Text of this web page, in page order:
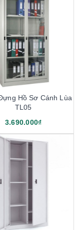
Hồ Sơ Cánh Lùa
TL05
3.690.000₫